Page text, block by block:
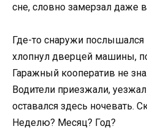
сне, словно замерзал даже
Где-то снаружи послышался
хлопнул дверцей машины,
Гаражный кооператив не
Водители приезжали,
оставался здесь ночевать.
Неделю? Месяц? Год?